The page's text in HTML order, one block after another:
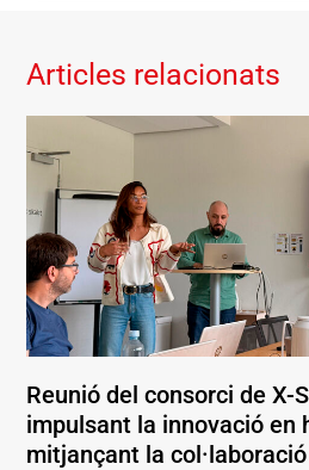
Articles relacionats
Reunió del consorci de X-
impulsant la innovació en
mitjançant la col·laboració